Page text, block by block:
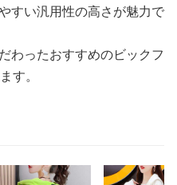
すい汎用性の高さが魅力で
わったおすすめのビックフ
す。